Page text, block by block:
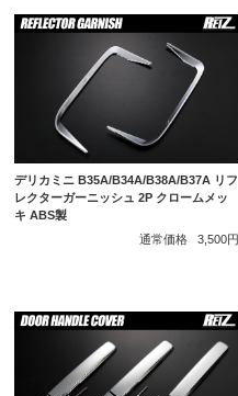
デリカミニ B35A/B34A/B38A/B37A リフ
レクターガーニッシュ 2P クロームメッ
キ ABS製
通常価格
3,500円